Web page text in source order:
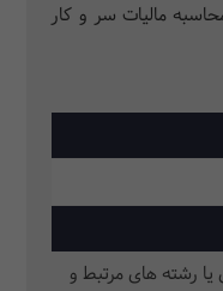
مالیات سر و کار
رشته های مرتبط و